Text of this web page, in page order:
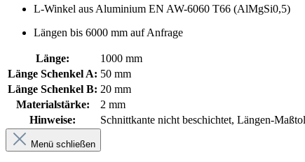
L-Winkel aus Aluminium EN AW-6060 T66 (AlMgSi0,5)
Längen bis 6000 mm auf Anfrage
Länge:
1000 mm
Länge Schenkel A: 50 mm
Länge Schenkel B: 20 mm
Materialstärke:
2 mm
Hinweise:
Schnittkante nicht beschichtet, Längen-
Menü schließen